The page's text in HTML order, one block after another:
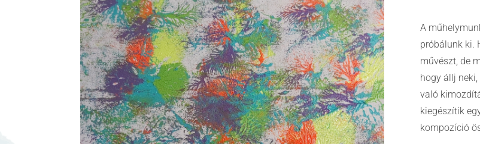
A
próbálunk ki.
művészt, de
hogy állj
való
kiegészítik
kompozíció